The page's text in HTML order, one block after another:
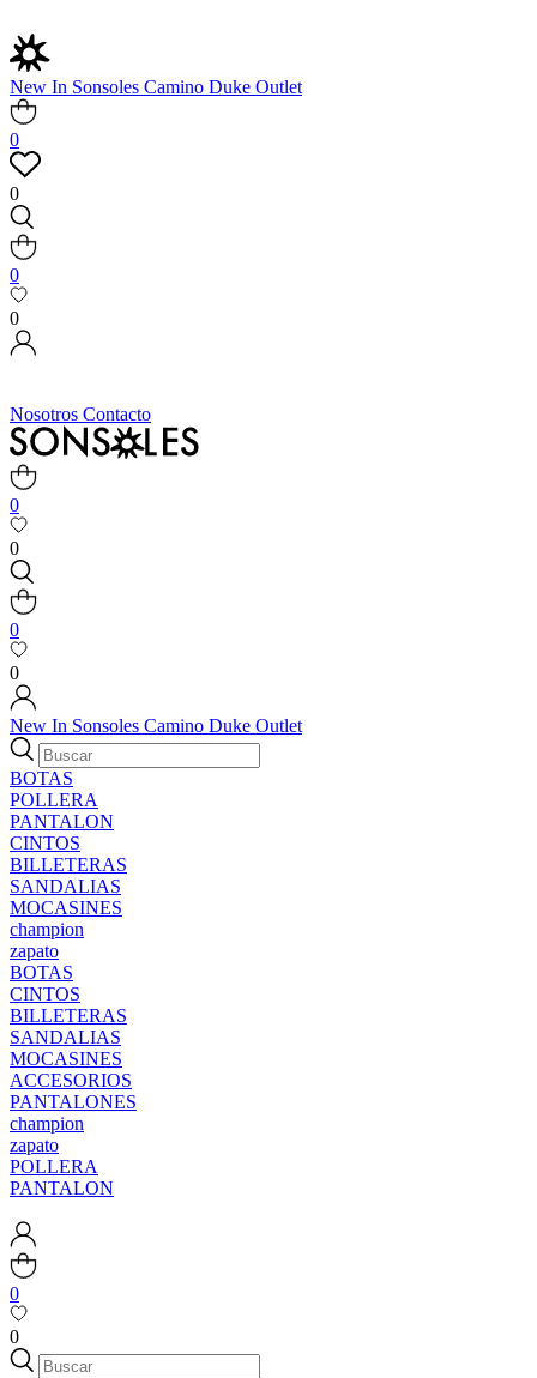
New In Sonsoles Camino Duke Outlet
0
0
0
0
Nosotros Contacto
0
0
0
0
New In Sonsoles Camino Duke Outlet
BOTAS
POLLERA
PANTALON
CINTOS
BILLETERAS
SANDALIAS
MOCASINES
champion
zapato
BOTAS
CINTOS
BILLETERAS
SANDALIAS
MOCASINES
ACCESORIOS
PANTALONES
champion
zapato
POLLERA
PANTALON
0
0